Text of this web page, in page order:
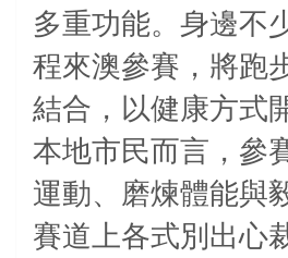
多重功能。身邊不
程來澳參賽，將跑
結合，以健康方式
本地市民而言，參
運動、磨煉體能與
賽道上各式別出心